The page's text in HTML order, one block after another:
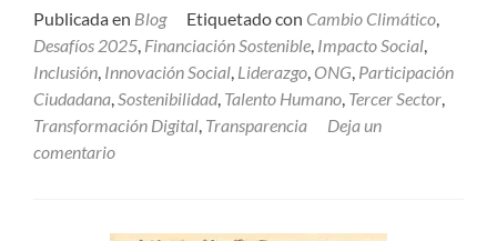
Publicada en Blog Etiquetado con Cambio Climático,
Desafíos 2025, Financiación Sostenible, Impacto Social,
Inclusión, Innovación Social, Liderazgo, ONG, Participación
Ciudadana,Sostenibilidad, Talento Humano, Tercer Sector,
Transformación Digital, Transparencia
Deja un
comentario